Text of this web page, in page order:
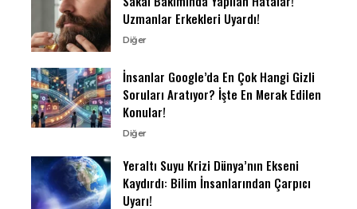
Uzmanlar Erkekleri Uyardı!
Diğer
İnsanlar Google’da En Çok Hangi Gizli
Soruları Aratıyor? İşte En Merak Edilen
Konular!
Diğer
Yeraltı Suyu Krizi Dünya’nın Ekseni
Kaydırdı: Bilim İnsanlarından Çarpıcı
Uyarı!